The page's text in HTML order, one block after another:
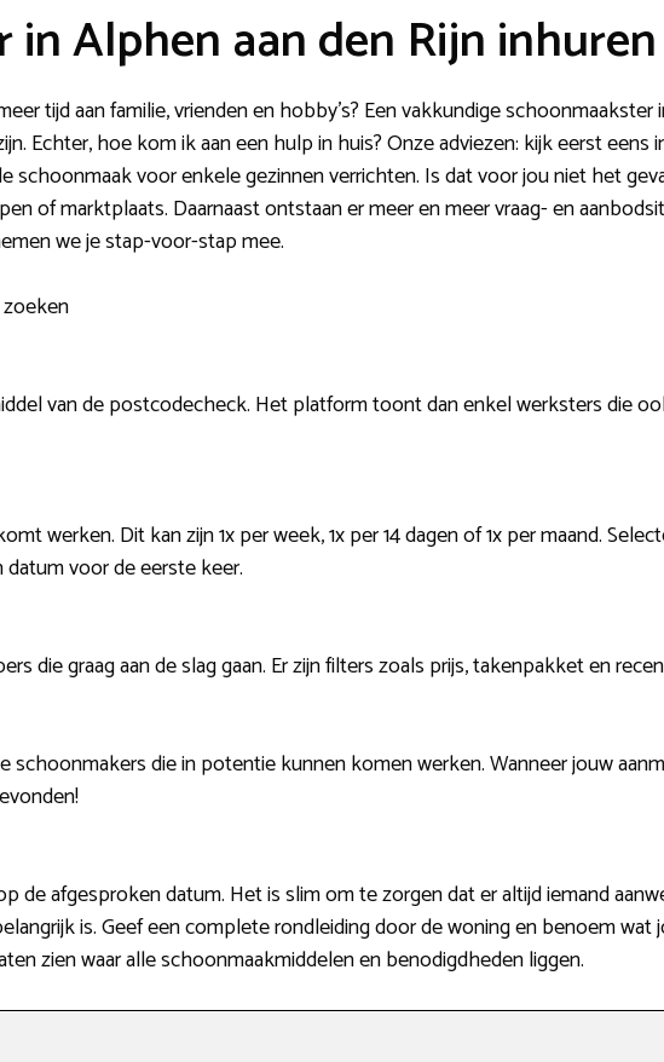
in Alphen aan den Rijn inhuren
tijd aan familie, vrienden en hobby’s? Een vakkundige
Echter, hoe kom ik aan een hulp in huis? Onze adviezen: kijk eerst eens
schoonmaak voor enkele gezinnen verrichten. Is dat voor jou niet het
of marktplaats. Daarnaast ontstaan er meer en meer vraag- en
we je stap-voor-stap mee.
van de postcodecheck. Het platform toont dan enkel werksters die
werken. Dit kan zijn 1x per week, 1x per 14 dagen of 1x per maand.
voor de eerste keer.
die graag aan de slag gaan. Er zijn filters zoals prijs, takenpakket en
schoonmakers die in potentie kunnen komen werken. Wanneer jouw
de afgesproken datum. Het is slim om te zorgen dat er altijd iemand
is. Geef een complete rondleiding door de woning en benoem wat
zien waar alle schoonmaakmiddelen en benodigdheden liggen.